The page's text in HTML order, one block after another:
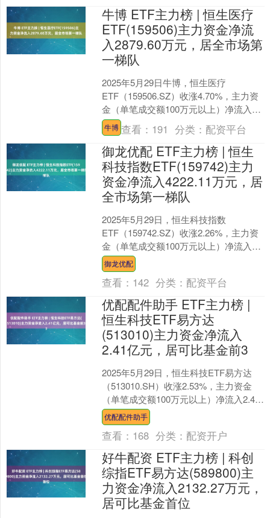
牛博 ETF主力榜 | 恒生医疗
ETF(159506)主力资金净流
入2879.60万元，居全市场第
一梯队
2025年5月29日牛博，恒生医疗
ETF（159506.SZ）收涨4.70%，主力资
金（单笔成交额100万元以上）净流入
2879.60万元，居全市场第一梯队。 ....
牛博 查看： 191 分类： 配资平台
御龙优配 ETF主力榜 | 恒生
科技指数ETF(159742)主力
资金净流入4222.11万元，居
全市场第一梯队
2025年5月29日，恒生科技指数
ETF（159742.SZ）收涨2.26%，主力资
金（单笔成交额100万元以上）净流入
4222.11万元，居全市场第一梯队。 ....
御龙优配
查看： 142 分类： 配资平台
优配配件助手 ETF主力榜 |
恒生科技ETF易方达
(513010)主力资金净流入
2.41亿元，居可比基金前3
2025年5月29日，恒生科技ETF易方达
（513010.SH）收涨2.53%，主力资金
（单笔成交额100万元以上）净流入2.41
亿元，居可比基金前3。 拉长时....
优配配件助手
查看： 168 分类： 配资开户
好牛配资 ETF主力榜 | 科创
综指ETF易方达(589800)主
力资金净流入2132.27万元，
居可比基金首位